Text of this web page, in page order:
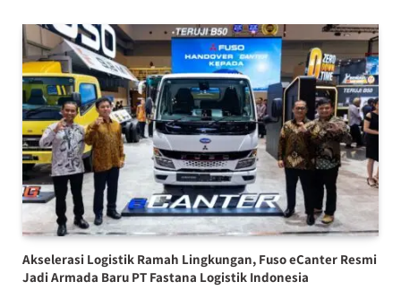
Akselerasi Logistik Ramah Lingkungan, Fuso eCanter Resmi
Jadi Armada Baru PT Fastana Logistik Indonesia